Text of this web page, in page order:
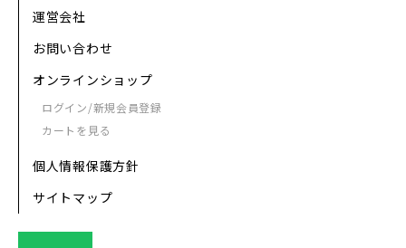
運営会社
お問い合わせ
オンラインショップ
ログイン/新規会員登録
カートを見る
個人情報保護方針
サイトマップ